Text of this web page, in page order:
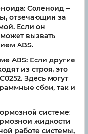
Соленоид –
отвечающий за
Если он
вызвать
ABS.
ABS: Если другие
из строя, это
Здесь могут
сбои, так и
системе:
жидкости
работе системы,